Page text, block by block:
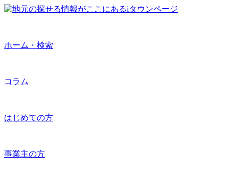
ホーム・検索
コラム
はじめての方
事業主の方